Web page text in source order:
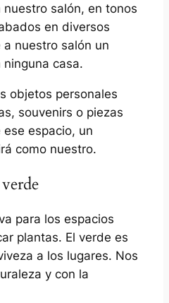
salón, en tonos
en diversos
nuestro salón un
casa.
objetos personales
souvenirs o piezas
espacio, un
como nuestro.
para los espacios
plantas. El verde es
a los lugares. Nos
y con la